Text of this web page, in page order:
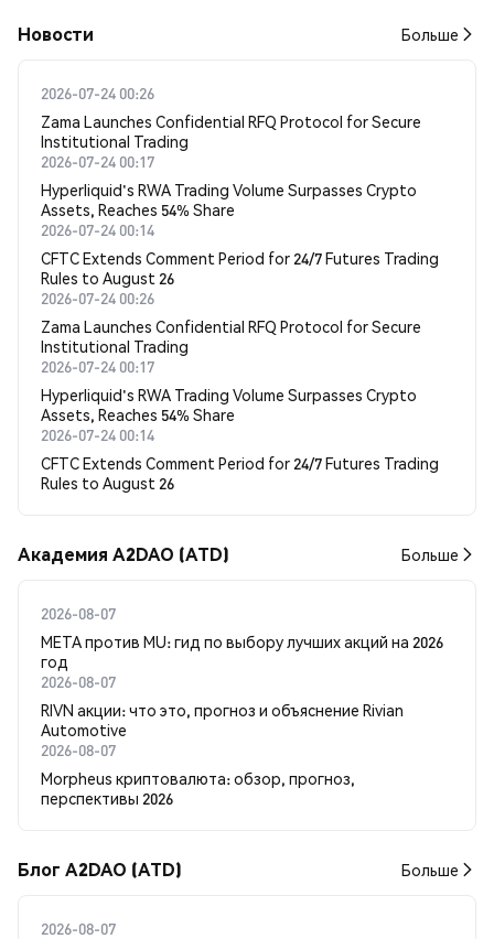
Новости Больше
2026-07-24 00:26
Zama Launches Confidential RFQ Protocol for Secure
Institutional Trading
2026-07-24 00:17
Hyperliquid's RWA Trading Volume Surpasses Crypto
Assets, Reaches 54% Share
2026-07-24 00:14
CFTC Extends Comment Period for 24/7 Futures Trading
Rules to August 26
2026-07-24 00:26
Zama Launches Confidential RFQ Protocol for Secure
Institutional Trading
2026-07-24 00:17
Hyperliquid's RWA Trading Volume Surpasses Crypto
Assets, Reaches 54% Share
2026-07-24 00:14
CFTC Extends Comment Period for 24/7 Futures Trading
Rules to August 26
Академия A2DAO (ATD) Больше
2026-08-07
META против MU: гид по выбору лучших акций на 2026
год
2026-08-07
RIVN акции: что это, прогноз и объяснение Rivian
Automotive
2026-08-07
Morpheus криптовалюта: обзор, прогноз,
перспективы 2026
Блог A2DAO (ATD) Больше
2026-08-07